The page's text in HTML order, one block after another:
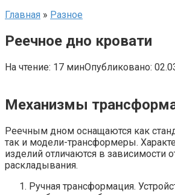
Главная » Разное
Реечное дно кровати
На чтение: 17 минОпубликовано:
Механизмы
Реечным дном оснащаются как
так и модели-трансформеры.
изделий отличаются в зависимости
раскладывания.
Ручная трансформация.